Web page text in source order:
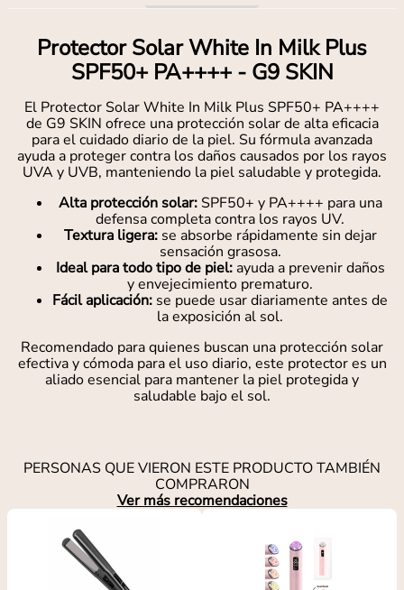
Protector Solar White In Milk Plus
SPF50+ PA++++ - G9 SKIN
El Protector Solar White In Milk Plus SPF50+ PA++++
de G9 SKIN ofrece una protección solar de alta eficacia
para el cuidado diario de la piel. Su fórmula avanzada
ayuda a proteger contra los daños causados por los rayos
UVA y UVB, manteniendo la piel saludable y protegida.
Alta protección solar:SPF50+ y PA++++ para una
defensa completa contra los rayos UV.
Textura ligera:se absorbe rápidamente sin dejar
sensación grasosa.
Ideal para todo tipo de piel:ayuda a prevenir daños
y envejecimiento prematuro.
Fácil aplicación: se puede usar diariamente antes de
la exposición al sol.
Recomendado para quienes buscan una protección solar
efectiva y cómoda para el uso diario, este protector es un
aliado esencial para mantener la piel protegida y
saludable bajo el sol.
PERSONAS QUE VIERON ESTE PRODUCTO TAMBIÉN
COMPRARON
Ver más recomendaciones